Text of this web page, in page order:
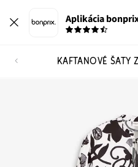
Aplikácia
KAFTANOVÉ ŠATY